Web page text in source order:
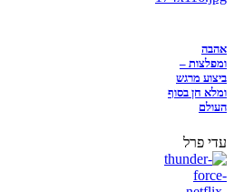
אהבה
ומפלצות –
ביצוע מרגש
ומלא חן בסוף
העולם
עדי פרל